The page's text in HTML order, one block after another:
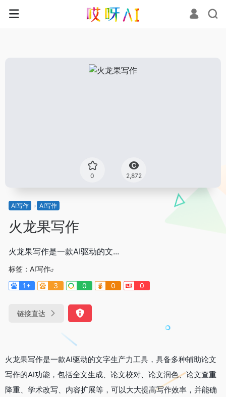
0 2,872
AI写作 AI写作
火龙果写作
火龙果写作是一款AI驱动的文...
标签： AI写作
1+
3 0 0 0
链接直达
火龙果写作是一款AI驱动的文字生产力工具，具备多种辅助论文
写作的AI功能，包括全文生成、论文校对、论文润色、论文查重
降重、学术改写、内容扩展等，可以大大提高写作效率，并能确